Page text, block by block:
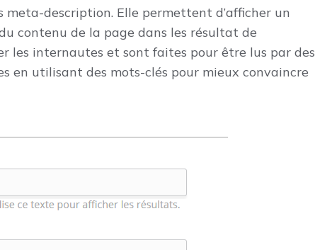
meta-description. Elle permettent d’afficher un
contenu de la page dans les résultat de
les internautes et sont faites pour être lus par des
en utilisant des mots-clés pour mieux convaincre